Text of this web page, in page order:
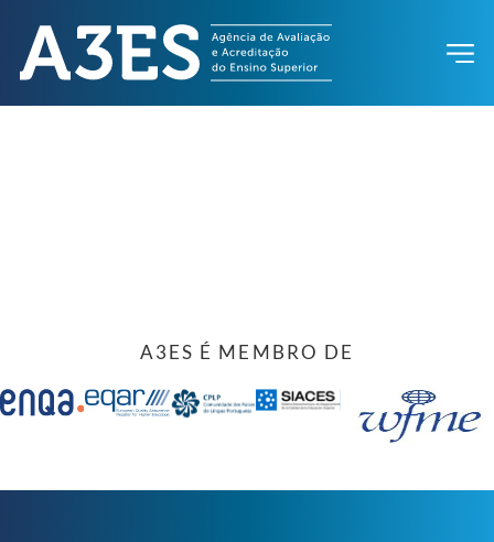
A3ES É MEMBRO DE